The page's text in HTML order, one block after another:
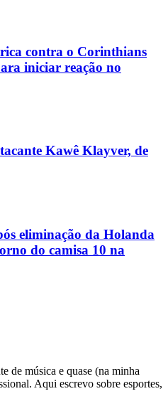
contra o Corinthians
iniciar reação no
Kawê Klayver, de
eliminação da Holanda
do camisa 10 na
de música e quase (na minha
Aqui escrevo sobre esportes,